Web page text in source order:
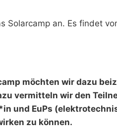
Solarcamp an. Es findet
möchten wir dazu
vermitteln wir den
und EuPs
zu können.